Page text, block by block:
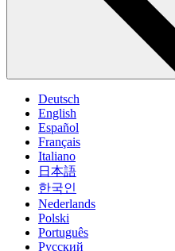
Deutsch
English
Español
Français
Italiano
日本語
한국인
Nederlands
Polski
Português
Pусский